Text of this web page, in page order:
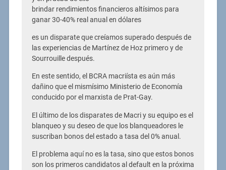
brindar rendimientos financieros altísimos para
ganar 30-40% real anual en dólares
es un disparate que creíamos superado después de
las experiencias de Martínez de Hoz primero y de
Sourrouille después.
En este sentido, el BCRA macriísta es aún más
dañino que el mismísimo Ministerio de Economía
conducido por el marxista de Prat-Gay.
El último de los disparates de Macri y su equipo es el
blanqueo y su deseo de que los blanqueadores le
suscriban bonos del estado a tasa del 0% anual.
El problema aquí no es la tasa, sino que estos bonos
son los primeros candidatos al default en la próxima